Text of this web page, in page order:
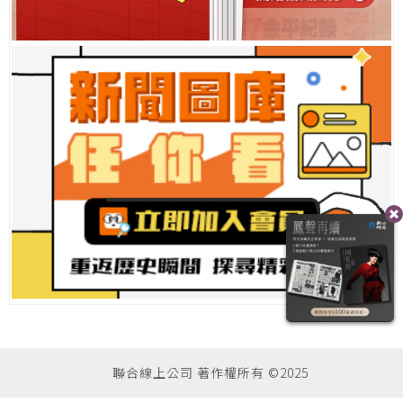
聯合線上公司 著作權所有 ©2025